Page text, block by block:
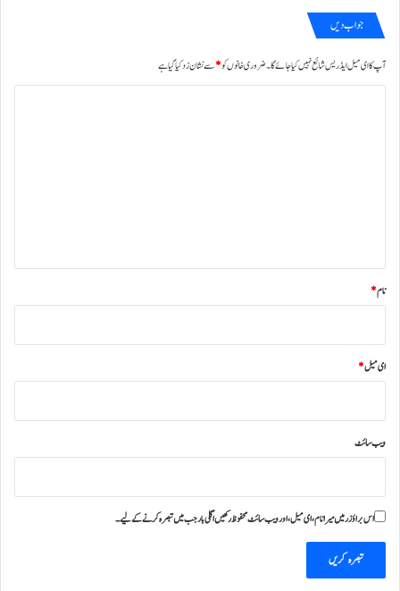
جواب دیں
آپ کا ای میل ایڈریس شائع نہیں کیا جائے گا۔ضروری خانوں کو*سے نشان زد کیا گیا ہے
نام*
ای میل*
ویب‌ سائٹ
اس براؤزر میں میرا نام، ای میل، اور ویب سائٹ محفوظ رکھیں اگلی بار جب میں تبصرہ کرنے کےلیے۔